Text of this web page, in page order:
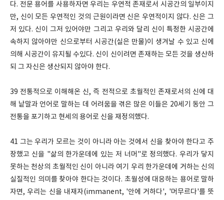
다. 전문 용어를 사용하자면 우리는 우연적 존재로서 시공간의 일부이지
만, 신이 모든 우연적인 것의 근원이라면 신은 우연적이지 않다. 신은 그
저 있다. 신이 그저 있어야만 그리고 우리와 달리 신이 특정한 시공간에
속하지 않아야만 신으로부터 시공간(실은 만물)이 생겨날 수 있고 신에
의해 시공간이 유지될 수있다. 신이 신이려면 존재하는 모든 것을 생산하
되 그 자신은 생산되지 않아야 한다.
39 전통적으로 이해해온 신, 즉 전적으로 초월적인 존재로서의 신에 대
해 낱말과 언어로 말하는 데 어려움을 겪은 많은 이들은 20세기 동안 그
전통을 포기하고 현세의 용어로 신을 재정의했다.
41 그는 우리가 모르는 것이 아니라 아는 것에서 신을 찾아야 한다고 주
장했고 신을 "삶의 한가운데에 있는 저 너머"로 정의했다. 우리가 닿지
못하는 천상의 초월적인 신이 아니라 여기 우리 한가운데에 거하는 신의
실질적인 의미를 찾아야 한다는 것이다. 초월성에 대응하는 용어로 말하
자면, 우리는 신을 내재자(immanent, '안에 거하다', '머무르다'를 뜻